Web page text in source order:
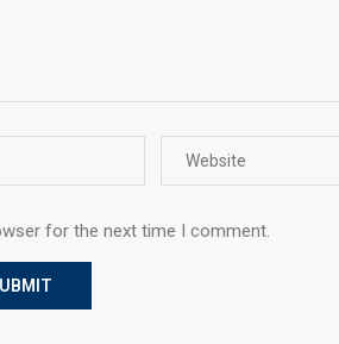
for the next time I comment.